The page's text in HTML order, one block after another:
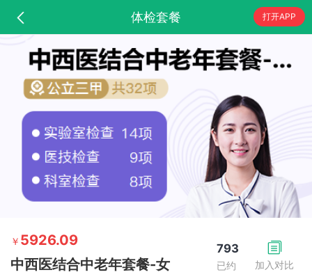
体检套餐 打开APP
加入对比
793
已约
￥ 5926.09
中西医结合中老年套餐-女